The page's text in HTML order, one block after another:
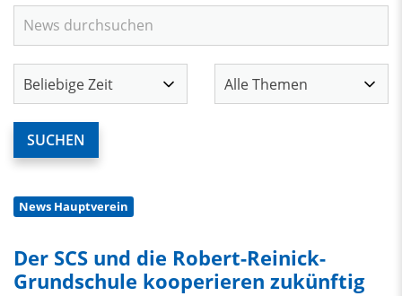
News Hauptverein
Der SCS und die Robert-Reinick-
Grundschule kooperieren zukünftig